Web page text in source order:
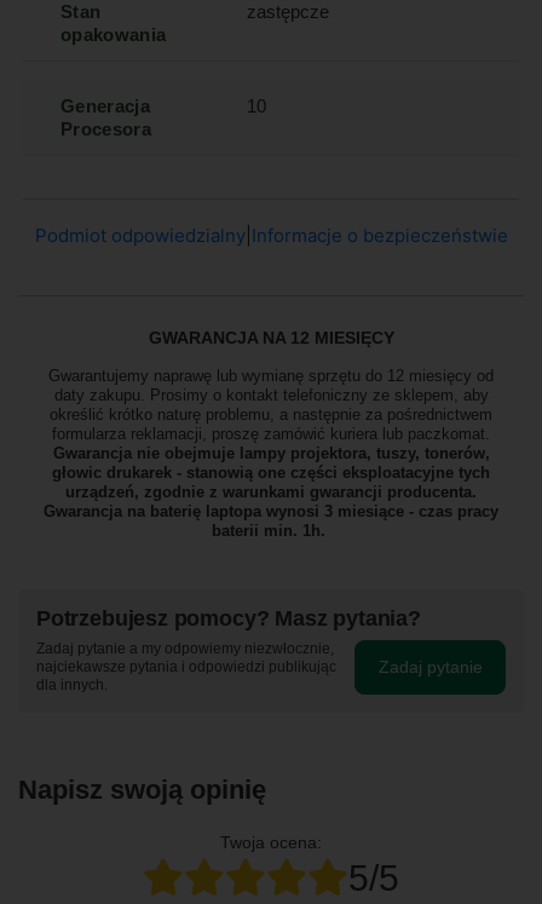
Stan
opakowania
zastępcze
Generacja
Procesora
10
Podmiot odpowiedzialny| Informacje o bezpieczeństwie
GWARANCJA NA 12 MIESIĘCY
Gwarantujemy naprawę lub wymianę sprzętu do 12 miesięcy od
daty zakupu. Prosimy o kontakt telefoniczny ze sklepem, aby
określić krótko naturę problemu, a następnie za pośrednictwem
formularza reklamacji, proszę zamówić kuriera lub paczkomat.
Gwarancja nie obejmuje lampy projektora, tuszy, tonerów,
głowic drukarek - stanowią one części eksploatacyjne tych
urządzeń, zgodnie z warunkami gwarancji producenta.
Gwarancja na baterię laptopa wynosi 3 miesiące - czas pracy
baterii min. 1h.
Potrzebujesz pomocy? Masz pytania?
Zadaj pytanie a my odpowiemy niezwłocznie,
najciekawsze pytania i odpowiedzi publikując
dla innych.
Zadaj pytanie
Napisz swoją opinię
Twoja ocena:
5/5